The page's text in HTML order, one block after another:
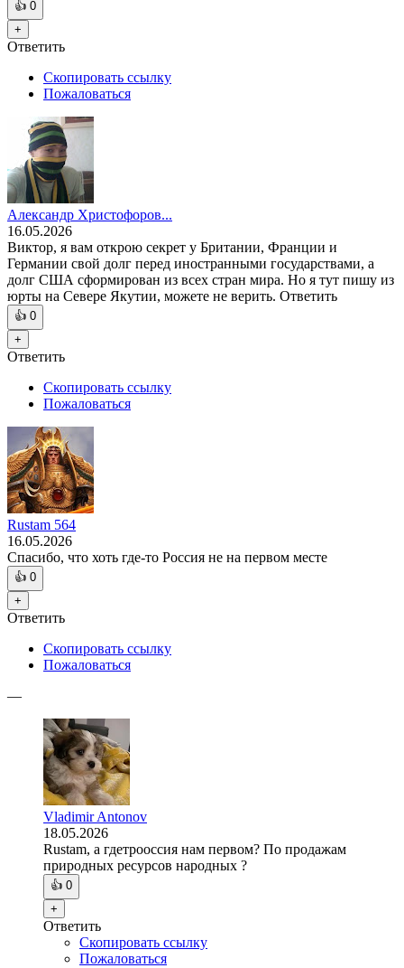
👍 0
+
Ответить
Скопировать ссылку
Пожаловаться
Александр Христофоров...
16.05.2026
Виктор, я вам открою секрет у Британии, Франции и
Германии свой долг перед иностранными государствами, а
долг США сформирован из всех стран мира. Но я тут пишу из
юрты на Севере Якутии, можете не верить. Ответить
👍 0
+
Ответить
Скопировать ссылку
Пожаловаться
Rustam 564
16.05.2026
Спасибо, что хоть где-то Россия не на первом месте
👍 0
+
Ответить
Скопировать ссылку
Пожаловаться
—
Vladimir Antonov
18.05.2026
Rustam, а гдетрооссия нам первом? По продажам
природных ресурсов народных ?
👍 0
+
Ответить
Скопировать ссылку
Пожаловаться